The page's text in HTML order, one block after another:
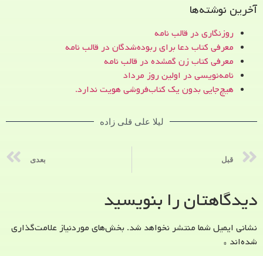
آخرین نوشته‌ها
روزنگاری در قالب نامه
معرفی کتاب دعا برای ربوده‌شدگان در قالب نامه
معرفی کتاب زن‌ گمشده در قالب نامه
نامه‌نویسی در اولین روز مرداد
هیچ‌جایی بدون یک کتاب‌فروشی هویت ندارد.
لیلا علی قلی زاده
قبل بعدی
دیدگاهتان را بنویسید
نشانی ایمیل شما منتشر نخواهد شد. بخش‌های موردنیاز علامت‌گذاری
شده‌اند *